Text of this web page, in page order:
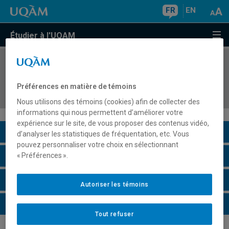
FR EN
Étudier à l'UQAM
COURS//
préscolaire et au primaire
Description du cours
Horaire - Été 2026
Horaire - Automne 2026
Horaire - Hiver 2027
Préférences en matière de témoins
Nous utilisons des témoins (cookies) afin de collecter des
informations qui nous permettent d’améliorer votre
expérience sur le site, de vous proposer des contenus vidéo,
d’analyser les statistiques de fréquentation, etc. Vous
pouvez personnaliser votre choix en sélectionnant
« Préférences ».
Tout refuser
Autoriser les témoins